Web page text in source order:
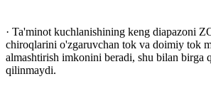
· Ta'minot kuchlanishining keng diapazoni
chiroqlarini o'zgaruvchan tok va doimiy tok
almashtirish imkonini beradi, shu bilan birga
qilinmaydi.